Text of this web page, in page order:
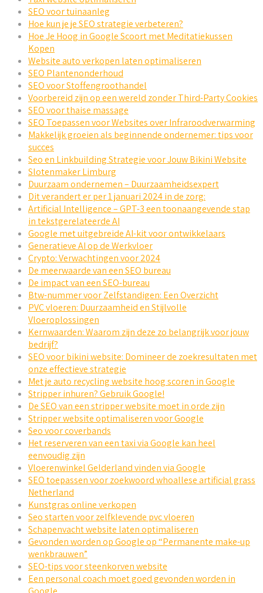
SEO voor tuinaanleg
Hoe kun je je SEO strategie verbeteren?
Hoe Je Hoog in Google Scoort met Meditatiekussen
Kopen
Website auto verkopen laten optimaliseren
SEO Plantenonderhoud
SEO voor Stoffengroothandel
Voorbereid zijn op een wereld zonder Third-Party Cookies
SEO voor thaise massage
SEO Toepassen voor Websites over Infraroodverwarming
Makkelijk groeien als beginnende ondernemer: tips voor
succes
Seo en Linkbuilding Strategie voor Jouw Bikini Website
Slotenmaker Limburg
Duurzaam ondernemen – Duurzaamheidsexpert
Dit verandert er per 1 januari 2024 in de zorg:
Artificial Intelligence – GPT-3 een toonaangevende stap
in tekstgerelateerde AI
Google met uitgebreide AI-kit voor ontwikkelaars
Generatieve AI op de Werkvloer
Crypto: Verwachtingen voor 2024
De meerwaarde van een SEO bureau
De impact van een SEO-bureau
Btw-nummer voor Zelfstandigen: Een Overzicht
PVC vloeren: Duurzaamheid en Stijlvolle
Vloeroplossingen
Kernwaarden: Waarom zijn deze zo belangrijk voor jouw
bedrijf?
SEO voor bikini website: Domineer de zoekresultaten met
onze effectieve strategie
Met je auto recycling website hoog scoren in Google
Stripper inhuren? Gebruik Google!
De SEO van een stripper website moet in orde zijn
Stripper website optimaliseren voor Google
Seo voor coverbands
Het reserveren van een taxi via Google kan heel
eenvoudig zijn
Vloerenwinkel Gelderland vinden via Google
SEO toepassen voor zoekwoord whoallese artificial grass
Netherland
Kunstgras online verkopen
Seo starten voor zelfklevende pvc vloeren
Schapenvacht website laten optimaliseren
Gevonden worden op Google op “Permanente make-up
wenkbrauwen”
SEO-tips voor steenkorven website
Een personal coach moet goed gevonden worden in